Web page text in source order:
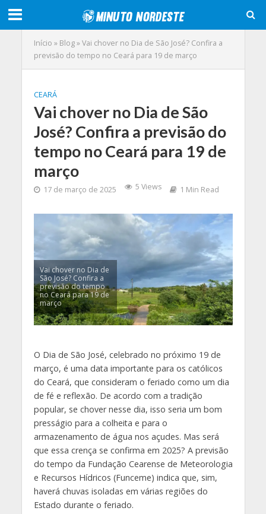
Início » Blog»Vai chover no Dia de São José? Confira a
previsão do tempo no Ceará para 19 de março
CEARÁ
Vai chover no Dia de São
José? Confira a previsão do
tempo no Ceará para 19 de
março
17 de março de 2025 5 Views 1 Min Read
Vai chover no Dia de
São José? Confira a
previsão do tempo
no Ceará para 19 de
março
O Dia de São José, celebrado no próximo 19 de
março, é uma data importante para os católicos
do Ceará, que consideram o feriado como um dia
de fé e reflexão. De acordo com a tradição
popular, se chover nesse dia, isso seria um bom
presságio para a colheita e para o
armazenamento de água nos açudes. Mas será
que essa crença se confirma em 2025? A previsão
do tempo da Fundação Cearense de Meteorologia
e Recursos Hídricos (Funceme) indica que, sim,
haverá chuvas isoladas em várias regiões do
Estado durante o feriado.